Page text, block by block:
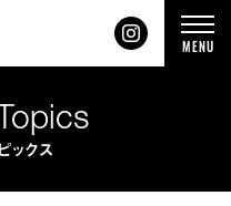
t
o
g
MENU
ックス